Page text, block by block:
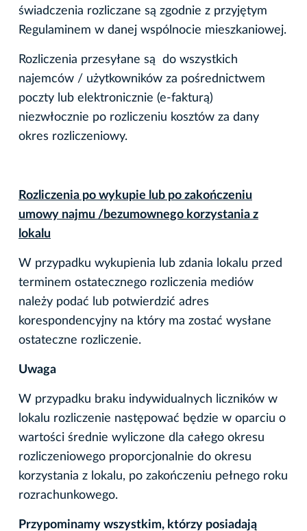
świadczenia rozliczane są zgodnie z przyjętym
Regulaminem w danej wspólnocie mieszkaniowej.
Rozliczenia przesyłane są do wszystkich
najemców / użytkowników za pośrednictwem
poczty lub elektronicznie (e-fakturą)
niezwłocznie po rozliczeniu kosztów za dany
okres rozliczeniowy.
Rozliczenia po wykupie lub po zakończeniu
umowy najmu /bezumownego korzystania z
lokalu
W przypadku wykupienia lub zdania lokalu przed
terminem ostatecznego rozliczenia mediów
należy podać lub potwierdzić adres
korespondencyjny na który ma zostać wysłane
ostateczne rozliczenie.
Uwaga
W przypadku braku indywidualnych liczników w
lokalu rozliczenie następować będzie w oparciu o
wartości średnie wyliczone dla całego okresu
rozliczeniowego proporcjonalnie do okresu
korzystania z lokalu, po zakończeniu pełnego roku
rozrachunkowego.
Przypominamy wszystkim, którzy posiadają